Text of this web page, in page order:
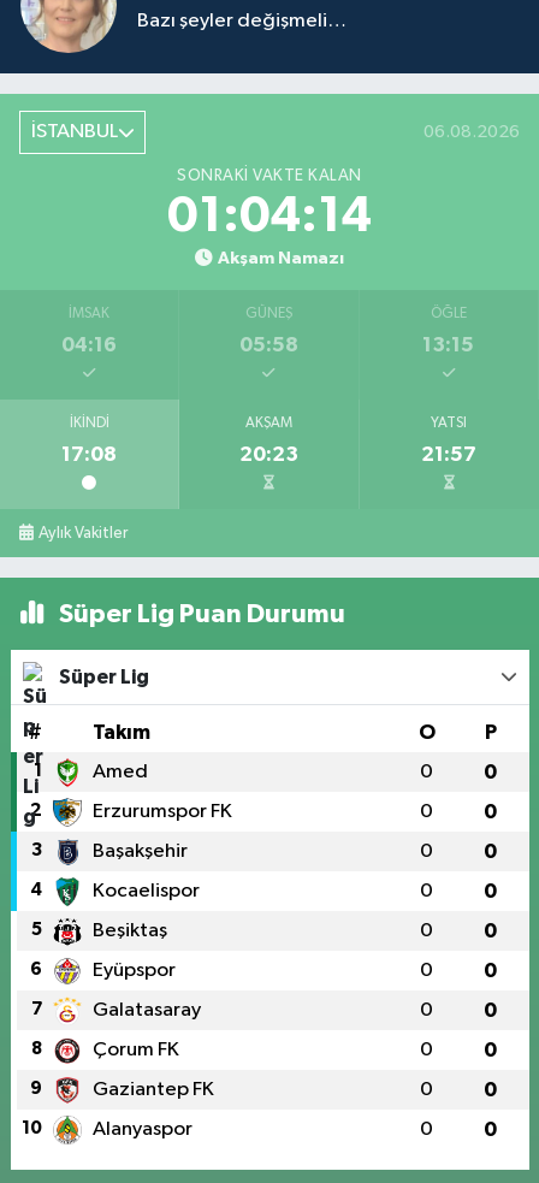
Bazı şeyler değişmeli…
İSTANBUL 06.08.2026
SONRAKI VAKTE KALAN
01:04:14
Akşam Namazı
İMSAK
04:16
GÜNEŞ
05:58
ÖĞLE
13:15
İKINDI
17:08
AKŞAM
20:23
YATSI
21:57
Aylık Vakitler
Süper Lig Puan Durumu
Süper Lig
# Takım O P
1 Amed 0 0
2 Erzurumspor FK 0 0
3 Başakşehir 0 0
4 Kocaelispor 0 0
5 Beşiktaş 0 0
6 Eyüpspor 0 0
7 Galatasaray 0 0
8 Çorum FK 0 0
9 Gaziantep FK 0 0
10 Alanyaspor 0 0